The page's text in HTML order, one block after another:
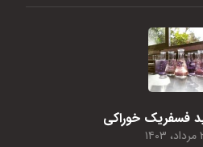
فسفریک خوراکی